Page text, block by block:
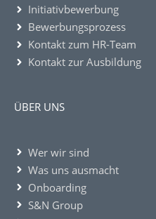
Initiativbewerbung
Bewerbungsprozess
Kontakt zum HR-Team
Kontakt zur Ausbildung
ÜBER UNS
Wer wir sind
Was uns ausmacht
Onboarding
S&N Group